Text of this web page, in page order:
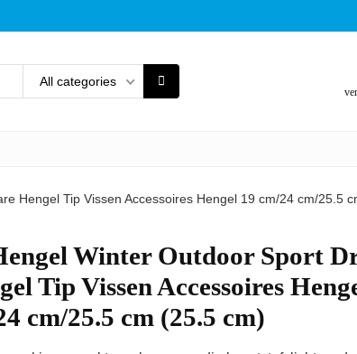
All categories
Hengel Tip Vissen Accessoires Hengel 19 cm/24 cm/25.5
Winter Outdoor Sport
Tip Vissen Accessoires
cm/25.5 cm (25.5 cm)